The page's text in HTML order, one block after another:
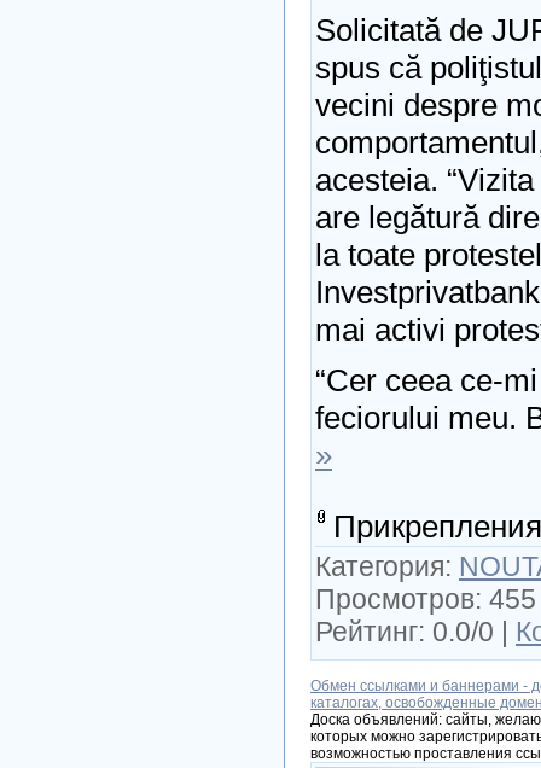
Solicitată de
spus că
vecini despre
acesteia.
are legătură
la toate
mai activi
“Cer ceea ce-
feciorului meu.
»
Категория:
Просмотров:
Рейтинг: 0.0/0 |
Обмен ссылками и баннерами -
каталогах, освобожденные
Доска объявлений: сайты,
которых можно
возможностью проставления